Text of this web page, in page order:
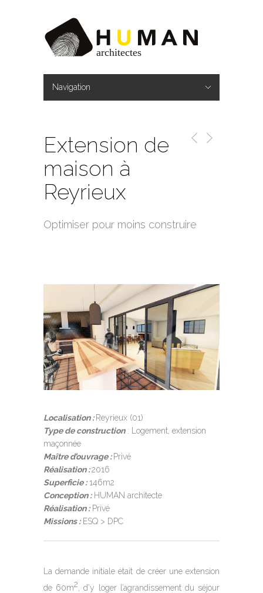
Navigation
Extension de
maison à
Reyrieux
Optimiser pour moins construire
Localisation : Reyrieux (01)
Type de construction:
Logement, extension
maçonnée
Maître d’ouvrage : Privé
Réalisation :2016
Superficie :146m2
Conception :HUMAN architecte
Réalisation :Privé
Missions :ESQ > DPC
La demande initiale était de créer une extension
de 60m2 , d’y loger l’agrandissement du séjour